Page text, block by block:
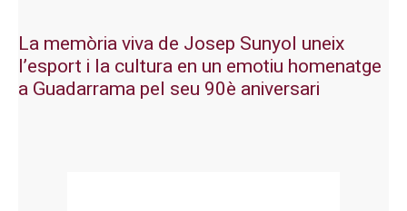
La memòria viva de Josep Sunyol uneix
l’esport i la cultura en un emotiu homenatge
a Guadarrama pel seu 90è aniversari